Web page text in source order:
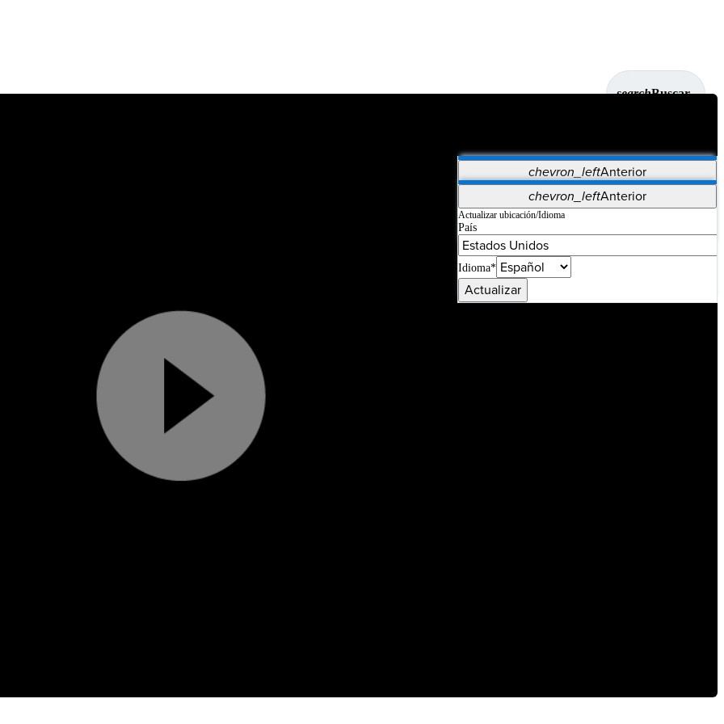
searchBuscar
chevron_leftAnterior
Vet Systems OrthoPedia Patient
Supplier Portal
Synergy Imaging & Resection
chevron_leftAnterior
Actualizar ubicación/Idioma
País
Idioma*
Actualizar
Play